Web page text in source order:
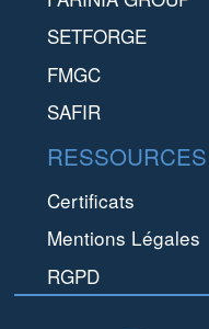
SETFORGE
FMGC
SAFIR
RESSOURCES
Certificats
Mentions Légales
RGPD